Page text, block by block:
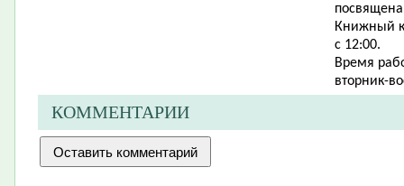
Книжный
с 12:00.
Время
вторник-
КОММЕНТАРИИ